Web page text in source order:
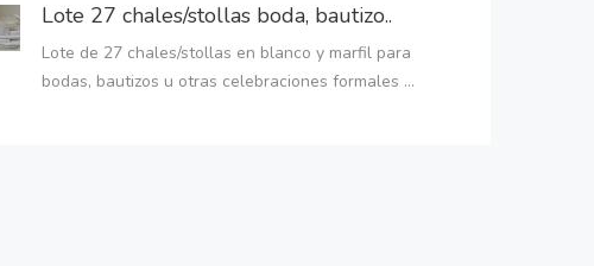
Lote 27 chales/stollas boda, bautizo..
Lote de 27 chales/stollas en blanco y marfil para
bodas, bautizos u otras celebraciones formales ...